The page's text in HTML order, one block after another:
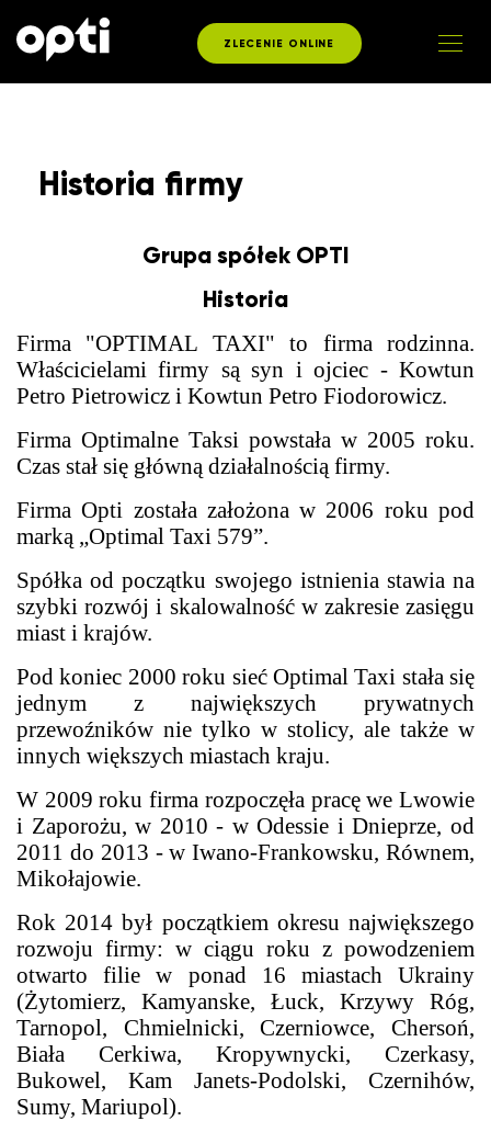
ZLECENIE ONLINE
Historia firmy
Grupa spółek OPTI
Historia
Firma "OPTIMAL TAXI" to firma rodzinna.
Właścicielami firmy są syn i ojciec - Kowtun
Petro Pietrowicz i Kowtun Petro Fiodorowicz.
Firma Optimalne Taksi powstała w 2005 roku.
Czas stał się główną działalnością firmy.
Firma Opti została założona w 2006 roku pod
marką „Optimal Taxi 579”.
Spółka od początku swojego istnienia stawia na
szybki rozwój i skalowalność w zakresie zasięgu
miast i krajów.
Pod koniec 2000 roku sieć Optimal Taxi stała się
jednym z największych prywatnych
przewoźników nie tylko w stolicy, ale także w
innych większych miastach kraju.
W 2009 roku firma rozpoczęła pracę we Lwowie
i Zaporożu, w 2010 - w Odessie i Dnieprze, od
2011 do 2013 - w Iwano-Frankowsku, Równem,
Mikołajowie.
Rok 2014 był początkiem okresu największego
rozwoju firmy: w ciągu roku z powodzeniem
otwarto filie w ponad 16 miastach Ukrainy
(Żytomierz, Kamyanske, Łuck, Krzywy Róg,
Tarnopol, Chmielnicki, Czerniowce, Chersoń,
Biała Cerkiwa, Kropywnycki, Czerkasy,
Bukowel, Kam Janets-Podolski, Czernihów,
Sumy, Mariupol).